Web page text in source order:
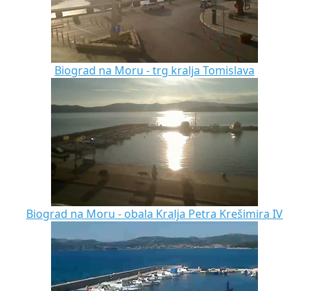
Biograd na Moru - trg kralja Tomislava
Biograd na Moru - obala Kralja Petra Krešimira IV